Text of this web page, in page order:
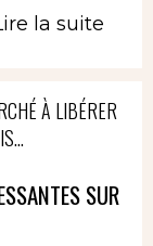
la suite
À LIBÉRER
SUR